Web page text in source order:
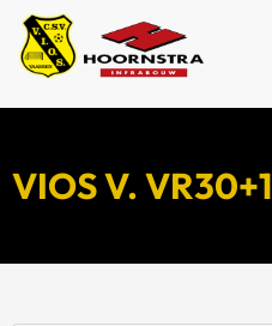
VIOS V. VR30+1